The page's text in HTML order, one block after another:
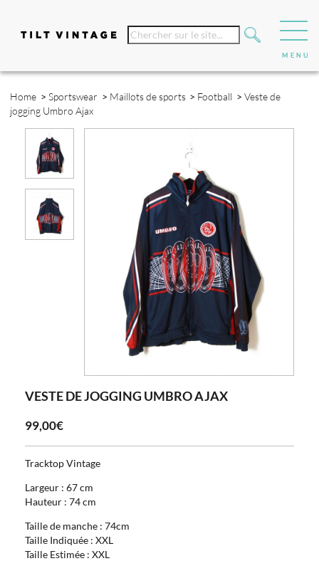
Home > Sportswear > Maillots de sports > Football >Veste de
jogging Umbro Ajax
VESTE DE JOGGING UMBRO AJAX
99,00€
Tracktop Vintage
Largeur : 67 cm
Hauteur : 74 cm
Taille de manche : 74cm
Taille Indiquée : XXL
Taille Estimée : XXL